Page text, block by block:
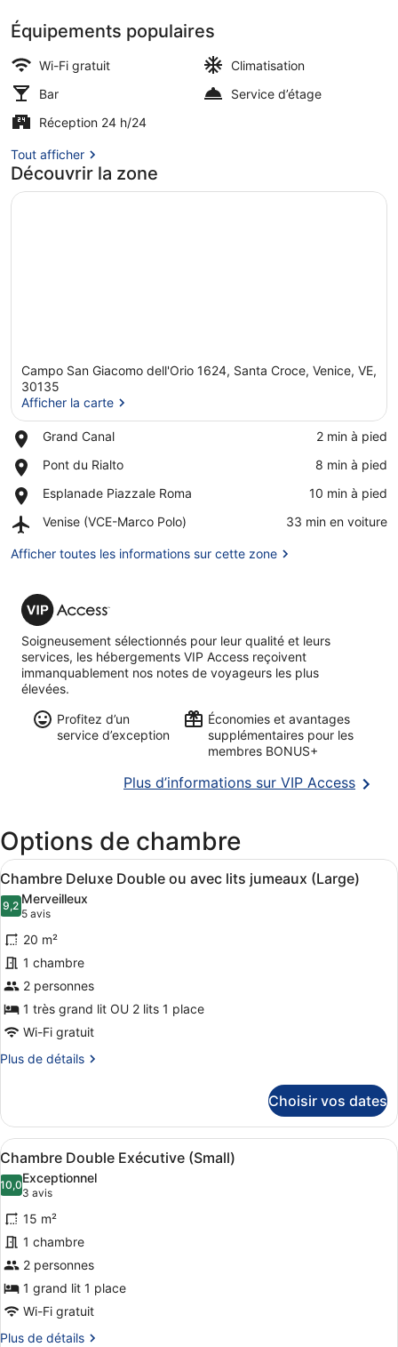
Hall
Équipements populaires
Wi-Fi gratuit
Climatisation
Bar
Service d’étage
Réception 24 h/24
Tout afficher
Découvrir la zone
Campo San Giacomo dell'Orio 1624, Santa Croce, Venice, VE,
30135
Afficher la carte
Grand Canal
Place,
Canal
‪2 min à pied‬
Pont du Rialto
Place,
du
‪8 min à pied‬
Esplanade Piazzale Roma
Place,
Piazzale
‪10 min à pied‬
Venise (VCE-Marco Polo)
Airport,
(VCE-
‪33 min en voiture‬
Afficher toutes les informations sur cette zone
VIP
Access
Soigneusement sélectionnés pour leur qualité et leurs
services, les hébergements VIP Access reçoivent
immanquablement nos notes de voyageurs les plus
élevées.
Profitez d’un
service d’exception
Économies et avantages
supplémentaires pour les
membres BONUS+
Plus d’informations sur VIP Access
Options de chambre
Afficher
toutes
les
photos
pour
ce
type
de
chambre :
Chambre
ou
avec
lits
jumeaux
(Large)
Une chambre moderne avec un
4
Chambre Deluxe Double ou avec lits jumeaux (Large)
9,29,2 sur 10
Merveilleux
5 avis
(5 avis)
20 m²
1 chambre
2 personnes
1 très grand lit OU 2 lits 1 place
Wi-Fi gratuit
Plus de détails
Plus
le
type
de
chambre
Chambre
Deluxe
Double
ou
avec
lits
jumeaux
(Large)
Choisir vos dates
Afficher
toutes
les
photos
pour
ce
type
de
chambre :
Chambre
Une chambre d’hôtel avec un
3
Chambre Double Exécutive (Small)
10,010,0 sur 10
Exceptionnel
3 avis
(3 avis)
15 m²
1 chambre
2 personnes
1 grand lit 1 place
Wi-Fi gratuit
Plus de détails
Plus